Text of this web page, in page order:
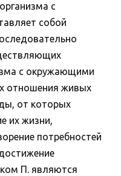
с
собой
с окружающими
отношения живых
от которых
их жизни,
потребностей
П. являются